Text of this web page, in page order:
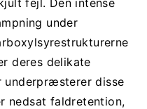
under
deres delikate
underpræsterer disse
nedsat faldretention,